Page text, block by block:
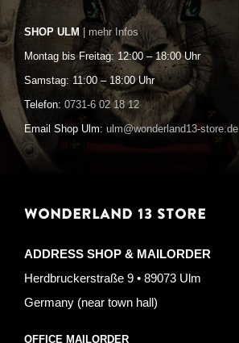
SHOP ULM | mehr Infos
Montag bis Freitag: 12:00 – 18:00 Uhr
Samstag: 11:00 – 18:00 Uhr
Telefon: 0731-6 02 18 12
Email Shop Ulm: ulm@wonderland13-store.de
WONDERLAND 13 STORE
ADDRESS SHOP & MAILORDER
Herdbruckerstraße 9 • 89073 Ulm
Germany (near town hall)
OFFICE MAILORDER